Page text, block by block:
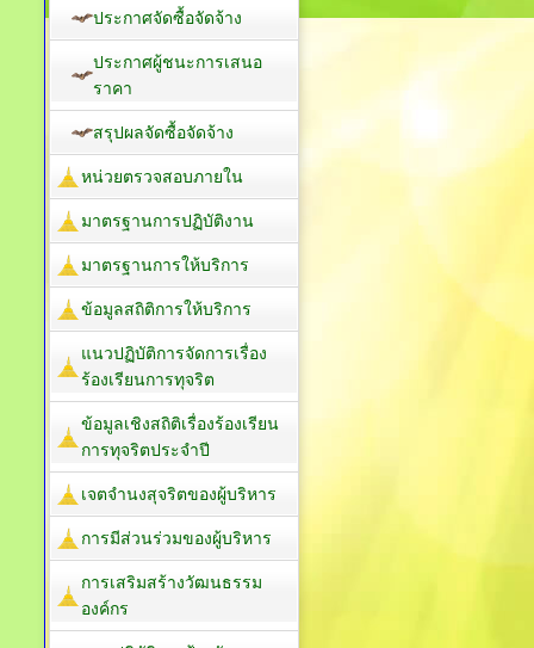
ประกาศจัดซื้อจัดจ้าง
ประกาศผู้ชนะการเสนอ
ราคา
สรุปผลจัดซื้อจัดจ้าง
หน่วยตรวจสอบภายใน
มาตรฐานการปฏิบัติงาน
มาตรฐานการให้บริการ
ข้อมูลสถิติการให้บริการ
แนวปฏิบัติการจัดการเรื่อง
ร้องเรียนการทุจริต
ข้อมูลเชิงสถิติเรื่องร้องเรียน
การทุจริตประจำปี
เจตจำนงสุจริตของผู้บริหาร
การมีส่วนร่วมของผู้บริหาร
การเสริมสร้างวัฒนธรรม
องค์กร